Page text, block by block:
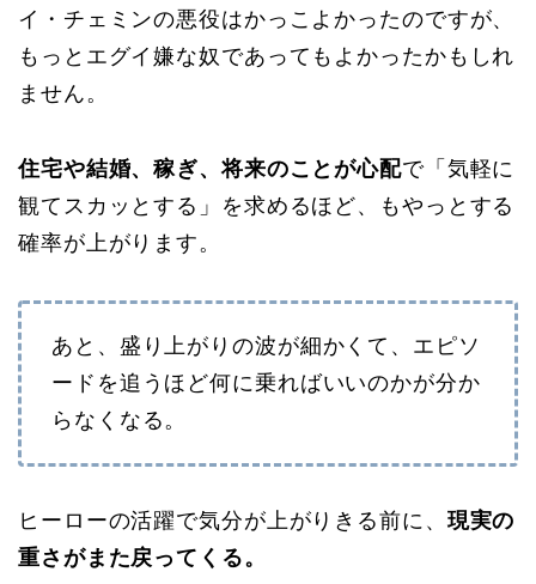
イ・チェミンの悪役はかっこよかったのですが、
もっとエグイ嫌な奴であってもよかったかもしれ
ません。
住宅や結婚、稼ぎ、将来のことが心配で「気軽に
観てスカッとする」を求めるほど、もやっとする
確率が上がります。
あと、盛り上がりの波が細かくて、エピソ
ードを追うほど何に乗ればいいのかが分か
らなくなる。
ヒーローの活躍で気分が上がりきる前に、 現実の
重さがまた戻ってくる。